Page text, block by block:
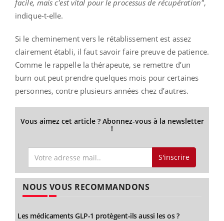
facile, mais c'est vital pour le processus de récupération",
indique-t-elle.
Si le cheminement vers le rétablissement est assez
clairement établi, il faut savoir faire preuve de patience.
Comme le rappelle la thérapeute, se remettre d’un
burn out peut prendre quelques mois pour certaines
personnes, contre plusieurs années chez d’autres.
Vous aimez cet article ? Abonnez-vous à la newsletter
!
S'inscrire
NOUS VOUS RECOMMANDONS
Les médicaments GLP-1 protègent-ils aussi les os ?